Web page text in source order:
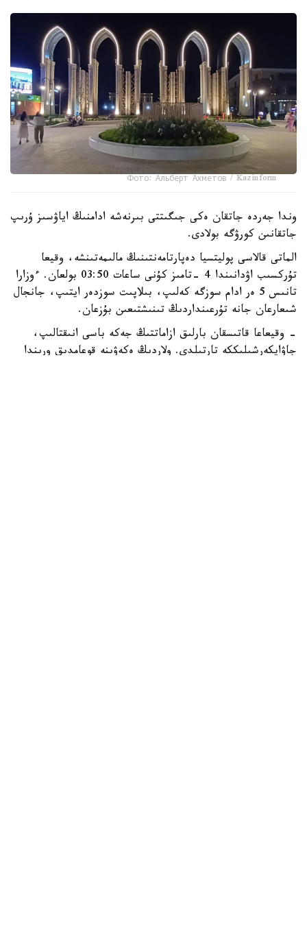
Фото: Альберт Ахметов / Kazinform
وندا جەردە جاتقان ەكى جىگىتتى بىرنەشە ادامنىڭ اياۋسىز ۇرىپ
جاتقانىن كورۋگە بولادى.
الماتى قالاسى پوليتسيا دەپارتامەنتىنىڭ مالىمەتىنشە، وقيعا
تۇركسىب اۋدانىندا 4 -تامىز كۇنى ساعات 03:50 بولعان. ءوزارا
تانىس 5 ەر ادام سوزگە كەلىپ، بىلاپىت سوزدەر ايتىپ، جانجال
شىعارعان جانە تۇرعىنداردىڭ تىنىشتىعىن بۇزعان.
- وقيعاعا قاتىسقان بارلىق ازاماتتىڭ جەكە باسى انىقتالىپ،
جاۋاپكەرشىلىككە تارتىلدى. ولاردىڭ ەكەۋىنە قوعامدىق ورىندا